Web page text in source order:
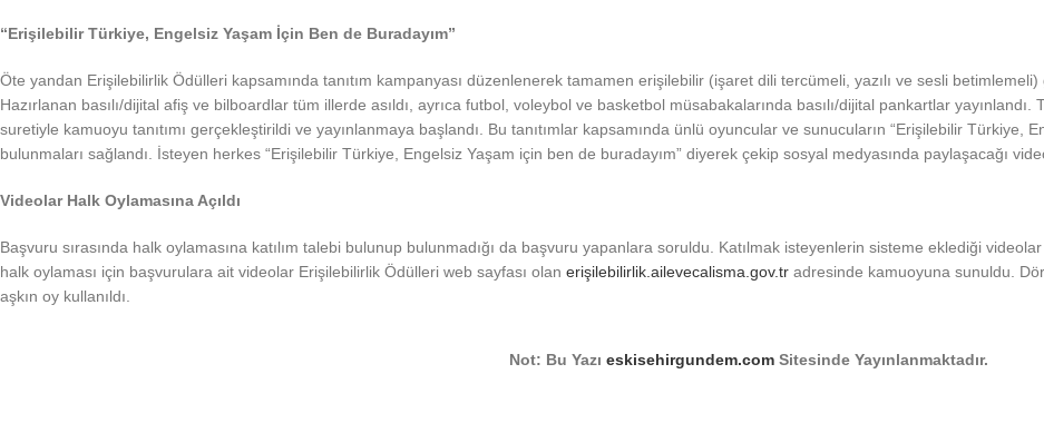
“Erişilebilir Türkiye, Engelsiz Yaşam İçin Ben de Buradayım”
Öte yandan Erişilebilirlik Ödülleri kapsamında tanıtım kampanyası düzenlenerek tamamen erişilebilir (işaret dili tercümeli, yazılı ve sesli
Hazırlanan basılı/dijital afiş ve bilboardlar tüm illerde asıldı, ayrıca futbol, voleybol ve basketbol müsabakalarında basılı/dijital pankartlar yayınlandı.
suretiyle kamuoyu tanıtımı gerçekleştirildi ve yayınlanmaya başlandı. Bu tanıtımlar kapsamında ünlü oyuncular ve sunucuların “Erişilebilir Türkiye,
bulunmaları sağlandı. İsteyen herkes “Erişilebilir Türkiye, Engelsiz Yaşam için ben de buradayım” diyerek çekip sosyal medyasında paylaşacağı
Videolar Halk Oylamasına Açıldı
Başvuru sırasında halk oylamasına katılım talebi bulunup bulunmadığı da başvuru yapanlara soruldu. Katılmak isteyenlerin sisteme eklediği
halk oylaması için başvurulara ait videolar Erişilebilirlik Ödülleri web sayfası olan erişilebilirlik.ailevecalisma.gov.tr adresinde kamuoyuna sunuldu.
aşkın oy kullanıldı.
Not: Bu Yazı eskisehirgundem.com Sitesinde Yayınlanmaktadır.